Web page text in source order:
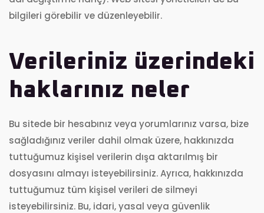
bilgileri görebilir ve düzenleyebilir.
Verileriniz üzerindeki
haklarınız neler
Bu sitede bir hesabınız veya yorumlarınız varsa, bize
sağladığınız veriler dahil olmak üzere, hakkınızda
tuttuğumuz kişisel verilerin dışa aktarılmış bir
dosyasını almayı isteyebilirsiniz. Ayrıca, hakkınızda
tuttuğumuz tüm kişisel verileri de silmeyi
isteyebilirsiniz. Bu, idari, yasal veya güvenlik